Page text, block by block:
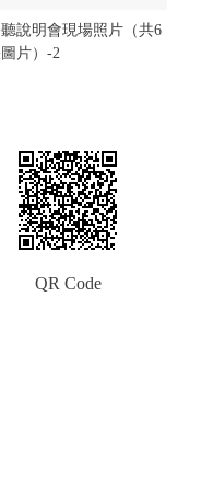
說明會現場照片（共6
片）-2
QR Code